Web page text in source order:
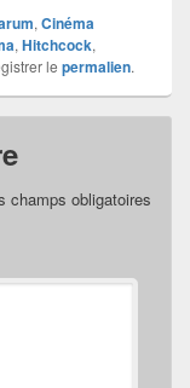
, Cinéma
, Hitchcock,
le permalien.
champs obligatoires